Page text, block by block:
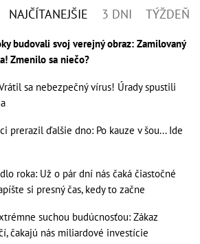
NAJČÍTANEJŠIE 3 DNI TÝŽDEŇ
budovali svoj verejný obraz: Zamilovaný
Zmenilo sa niečo?
sa nebezpečný vírus! Úrady spustili
prerazil ďalšie dno: Po kauze v šou... Ide
roka: Už o pár dní nás čaká čiastočné
si presný čas, kedy to začne
suchou budúcnosťou: Zákaz
čakajú nás miliardové investície